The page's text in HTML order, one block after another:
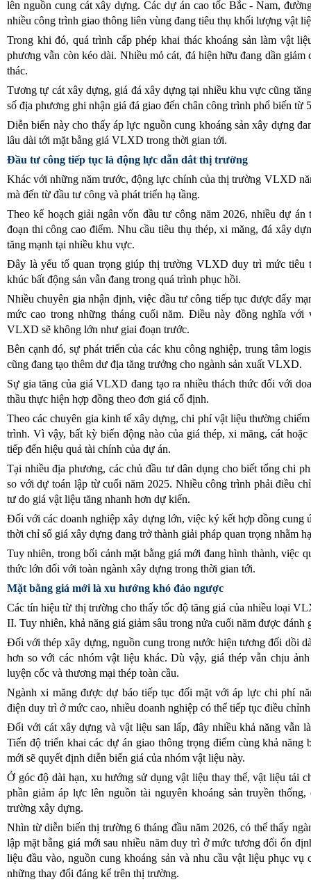
lên nguồn cung cát xây dựng. Các dự án cao tốc Bắc - Nam,
nhiều công trình giao thông liên vùng đang tiêu thụ khối lượng vật
Trong khi đó, quá trình cấp phép khai thác khoáng sản làm vật
phương vẫn còn kéo dài. Nhiều mỏ cát, đá hiện hữu đang dần
thác.
Tương tự cát xây dựng, giá đá xây dựng tại nhiều khu vực cũng
số địa phương ghi nhận giá đá giao đến chân công trình phổ biến từ
Diễn biến này cho thấy áp lực nguồn cung khoáng sản xây dựng
lâu dài tới mặt bằng giá VLXD trong thời gian tới.
Đầu tư công tiếp tục là động lực dẫn dắt thị trường
Khác với những năm trước, động lực chính của thị trường VLXD
mà đến từ đầu tư công và phát triển hạ tầng.
Theo kế hoạch giải ngân vốn đầu tư công năm 2026, nhiều dự
đoạn thi công cao điểm. Nhu cầu tiêu thụ thép, xi măng, đá xây
tăng mạnh tại nhiều khu vực.
Đây là yếu tố quan trọng giúp thị trường VLXD duy trì mức tiêu
khúc bất động sản vẫn đang trong quá trình phục hồi.
Nhiều chuyên gia nhận định, việc đầu tư công tiếp tục được đẩy
mức cao trong những tháng cuối năm. Điều này đồng nghĩa
VLXD sẽ không lớn như giai đoạn trước.
Bên cạnh đó, sự phát triển của các khu công nghiệp, trung tâm
cũng đang tạo thêm dư địa tăng trưởng cho ngành sản xuất VLXD.
Sự gia tăng của giá VLXD đang tạo ra nhiều thách thức đối với
thầu thực hiện hợp đồng theo đơn giá cố định.
Theo các chuyên gia kinh tế xây dựng, chi phí vật liệu thường
trình. Vì vậy, bất kỳ biến động nào của giá thép, xi măng, cát
tiếp đến hiệu quả tài chính của dự án.
Tại nhiều địa phương, các chủ đầu tư dân dụng cho biết tổng chi
so với dự toán lập từ cuối năm 2025. Nhiều công trình phải điều
tư do giá vật liệu tăng nhanh hơn dự kiến.
Đối với các doanh nghiệp xây dựng lớn, việc ký kết hợp đồng cung
thời chỉ số giá xây dựng đang trở thành giải pháp quan trọng nhằm
Tuy nhiên, trong bối cảnh mặt bằng giá mới đang hình thành, việc
thức lớn đối với toàn ngành xây dựng trong thời gian tới.
Mặt bằng giá mới là xu hướng khó đảo ngược
Các tín hiệu từ thị trường cho thấy tốc độ tăng giá của nhiều loại
II. Tuy nhiên, khả năng giá giảm sâu trong nửa cuối năm được đánh
Đối với thép xây dựng, nguồn cung trong nước hiện tương đối dồi
hơn so với các nhóm vật liệu khác. Dù vậy, giá thép vẫn chịu
luyện cốc và thương mại thép toàn cầu.
Ngành xi măng được dự báo tiếp tục đối mặt với áp lực chi phí
điện duy trì ở mức cao, nhiều doanh nghiệp có thể tiếp tục điều
Đối với cát xây dựng và vật liệu san lấp, đây nhiều khả năng vẫn
Tiến độ triển khai các dự án giao thông trọng điểm cùng khả năng
mới sẽ quyết định diễn biến giá của nhóm vật liệu này.
Ở góc độ dài hạn, xu hướng sử dụng vật liệu thay thế, vật liệu tái
phần giảm áp lực lên nguồn tài nguyên khoáng sản truyền
trường xây dựng.
Nhìn từ diễn biến thị trường 6 tháng đầu năm 2026, có thể thấy
lập mặt bằng giá mới sau nhiều năm duy trì ở mức tương đối ổn
liệu đầu vào, nguồn cung khoáng sản và nhu cầu vật liệu phục vụ
những thay đổi đáng kể trên thị trường.